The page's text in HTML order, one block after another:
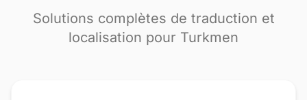
Solutions complètes de traduction et
localisation pour Turkmen